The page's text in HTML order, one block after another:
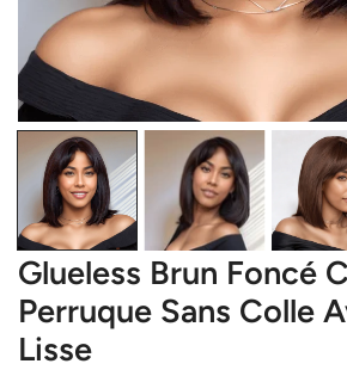
OUVRIR LE MÉDIA DANS LA VUE
Glueless Brun Foncé
Perruque Sans Colle
Lisse